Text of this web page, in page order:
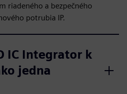
riadeného a bezpečného
potrubia IP.
IC Integrator k
jedna